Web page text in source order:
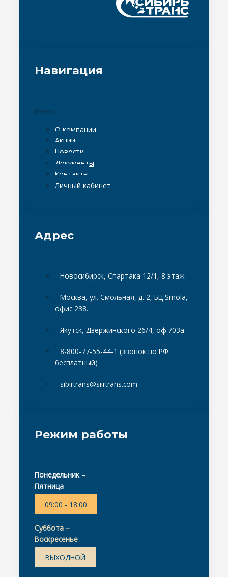
Навигация
Меню
О компании
Акции
Новости
Документы
Контакты
Личный кабинет
Адрес
Новосибирск, Спартака 12/1, 8 этаж
Москва, ул. Смольная, д. 2, БЦ Smola,
офис 238.
Якутск, Дзержинского 26/4, оф.703а
8-800-77-55-44-1 (звонок по РФ
бесплатный)
sibirtrans@siirtrans.com
Режим работы
Понедельник –
Пятница
09:00 - 18:00
Суббота –
Воскресенье
ВЫХОДНОЙ